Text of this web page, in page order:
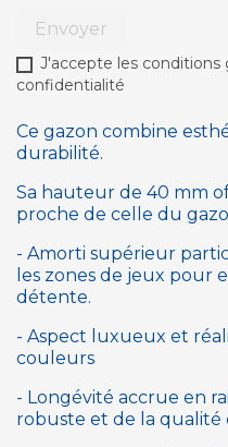
Envoyer
J'accepte les conditions
confidentialité
Ce gazon combine
durabilité.
Sa hauteur de 40 mm
proche de celle du
- Amorti supérieur
les zones de jeux pour
détente.
- Aspect luxueux et
couleurs
- Longévité accrue en
robuste et de la qualité